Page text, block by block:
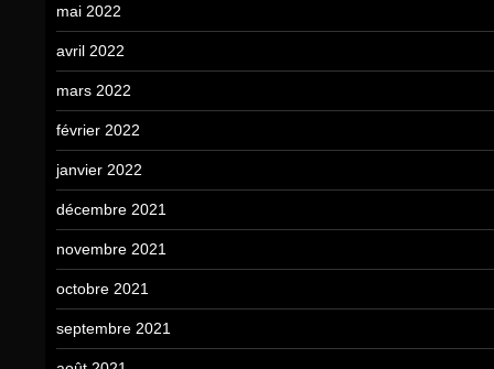
mai 2022
avril 2022
mars 2022
février 2022
janvier 2022
décembre 2021
novembre 2021
octobre 2021
septembre 2021